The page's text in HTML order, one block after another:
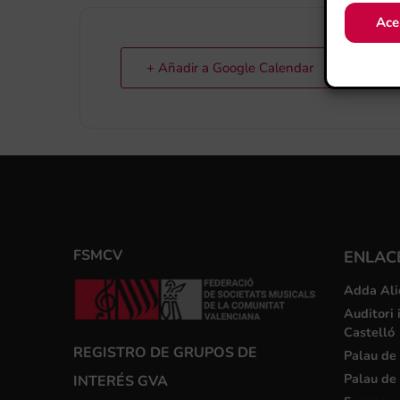
+ Añadir a Google Calendar
FSMCV
REGISTRO DE GRUPOS DE
INTERÉS GVA
Adda
Auditori
Castelló
Palau
Palau